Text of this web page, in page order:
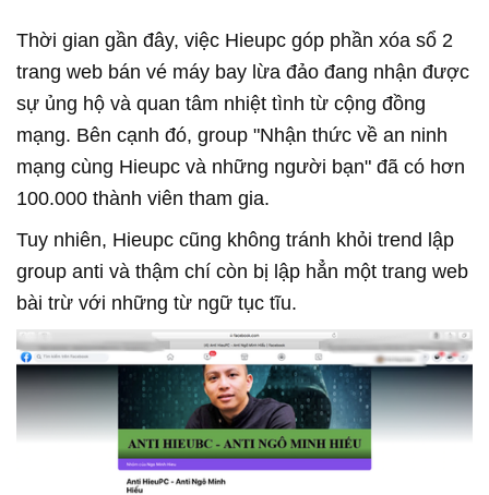
Thời gian gần đây, việc Hieupc góp phần xóa sổ 2
trang web bán vé máy bay lừa đảo đang nhận được
sự ủng hộ và quan tâm nhiệt tình từ cộng đồng
mạng. Bên cạnh đó, group "Nhận thức về an ninh
mạng cùng Hieupc và những người bạn" đã có hơn
100.000 thành viên tham gia.
Tuy nhiên, Hieupc cũng không tránh khỏi trend lập
group anti và thậm chí còn bị lập hẳn một trang web
bài trừ với những từ ngữ tục tĩu.